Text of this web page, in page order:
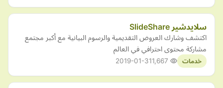
سلايدشير SlideShare
اكتشف وشارك العروض التقديمية والرسوم البيانية مع أكبر مجتمع
مشاركة محتوى احترافي في العالم
خدمات 2019-01-31